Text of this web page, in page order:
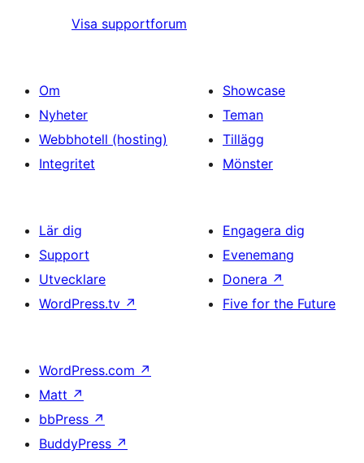
Visa supportforum
Om
Nyheter
Webbhotell (hosting)
Integritet
Showcase
Teman
Tillägg
Mönster
Lär dig
Support
Utvecklare
WordPress.tv ↗
Engagera dig
Evenemang
Donera ↗
Five for the Future
WordPress.com ↗
Matt ↗
bbPress ↗
BuddyPress ↗